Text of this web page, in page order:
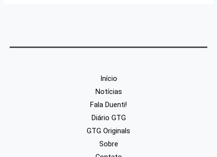
Início
Notícias
Fala Duenti!
Diário GTG
GTG Originals
Sobre